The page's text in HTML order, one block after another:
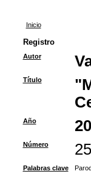
Inicio
Registro
Autor
Título
Año
Número 25
Palabras clave